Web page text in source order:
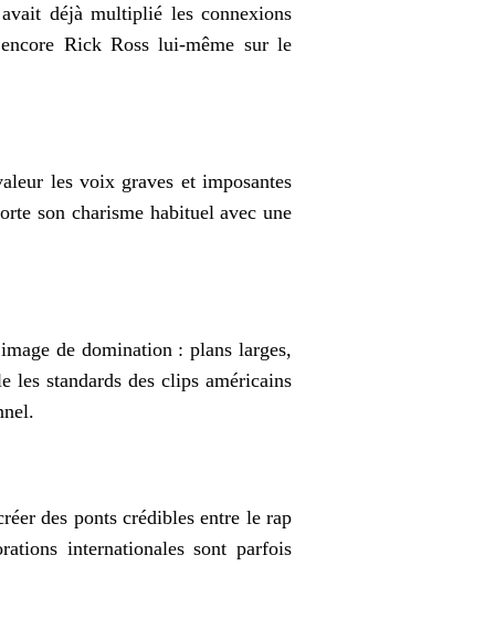
déjà multiplié les connexions
Rick Ross lui-même sur le
les voix graves et imposantes
son charisme habituel avec une
de domination : plans larges,
les standards des clips américains
des ponts crédibles entre le rap
internationales sont parfois